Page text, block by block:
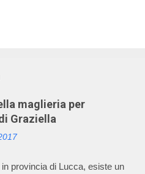
maglieria per
Graziella
provincia di Lucca, esiste un